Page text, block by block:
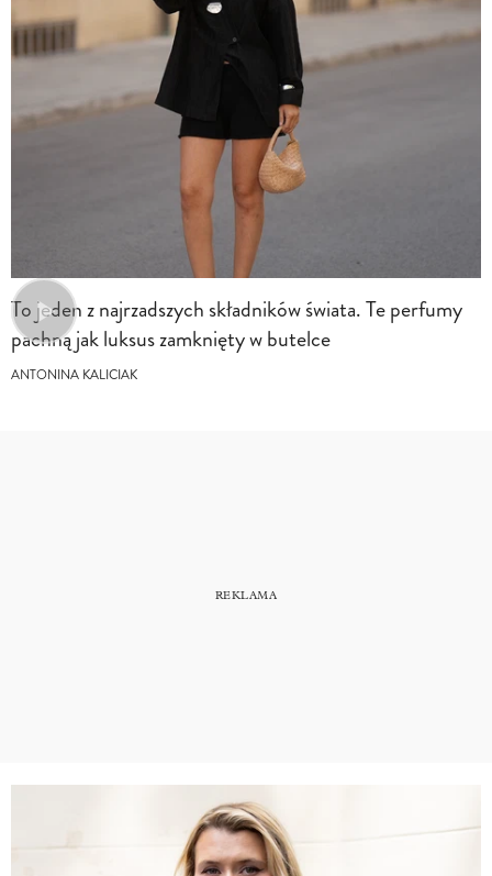
To jeden z najrzadszych składników świata. Te perfumy
pachną jak luksus zamknięty w butelce
ANTONINA KALICIAK